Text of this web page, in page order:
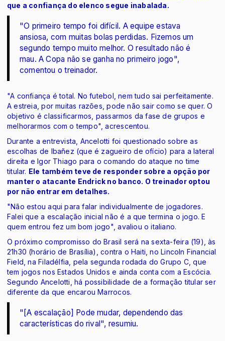
que a confiança do elenco segue inabalada.
"O primeiro tempo foi difícil. A equipe estava
ansiosa, com muitas bolas perdidas. Fizemos um
segundo tempo muito melhor. O resultado não é
mau. A Copa não se ganha no primeiro jogo",
comentou o treinador.
"A confiança é total. No futebol, nem tudo sai perfeitamente.
A estreia, por muitas razões, pode não sair como se quer. O
objetivo é classificarmos, passarmos da fase de grupos e
melhorarmos com o tempo", acrescentou.
Durante a entrevista, Ancelotti foi questionado sobre as
escolhas de Ibañez (que é zagueiro de ofício) para a lateral
direita e Igor Thiago para o comando do ataque no time
titular. Ele também teve de responder sobre a opção por
manter o atacante Endrick no banco. O treinador optou
por não entrar em detalhes.
"Não estou aqui para falar individualmente de jogadores.
Falei que a escalação inicial não é a que termina o jogo. E
quem entrou fez um bom jogo", avaliou o italiano.
O próximo compromisso do Brasil será na sexta-feira (19), às
21h30 (horário de Brasília), contra o Haiti, no Lincoln Financial
Field, na Filadélfia, pela segunda rodada do Grupo C, que
tem jogos nos Estados Unidos e ainda conta com a Escócia.
Segundo Ancelotti, há possibilidade de a formação titular ser
diferente da que encarou Marrocos.
"[A escalação] Pode mudar, dependendo das
características do rival", resumiu.